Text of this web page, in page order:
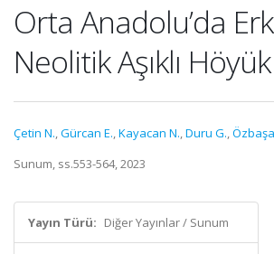
Orta Anadolu’da
Neolitik Aşıklı Höyük
Çetin N.,Gürcan E.,Kayacan N.,Duru G.,
Sunum, ss.553-564, 2023
Yayın Türü: Diğer Yayınlar / Sunum